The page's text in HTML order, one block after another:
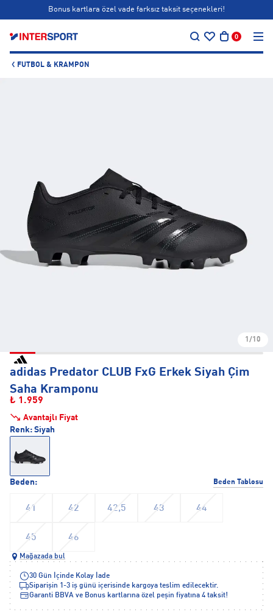
Bonus kartlara özel vade farksız taksit seçenekleri!
0
FUTBOL & KRAMPON
1/10
adidas Predator CLUB FxG Erkek Siyah Çim
Saha Kramponu
₺ 1.959
Avantajlı Fiyat
Beden: Beden Tablosu
41 42 42,5 43 44
45 46
Renk: Siyah
Mağazada bul
30 Gün İçinde Kolay İade
Siparişin 1-3 iş günü içerisinde kargoya teslim edilecektir.
Garanti BBVA ve Bonus kartlarına özel peşin fiyatına 4 taksit!